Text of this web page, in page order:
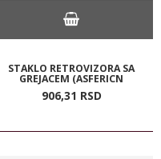
STAKLO RETROVIZORA SA
GREJACEM (ASFERICN
906,31 RSD